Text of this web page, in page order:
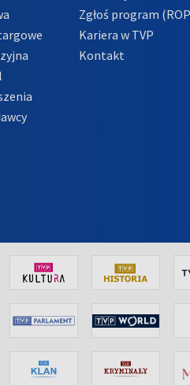
Zgłoś program
Kariera w TVP
Kontakt